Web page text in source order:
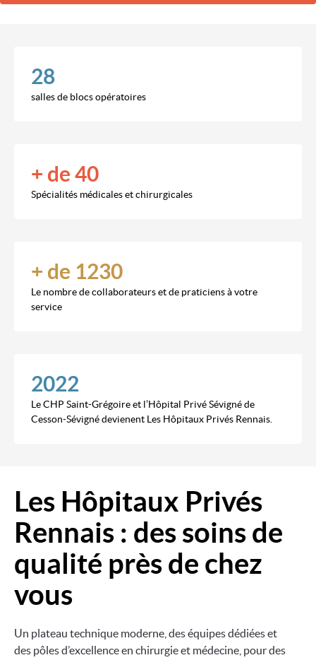
28
salles de blocs opératoires
+ de 40
Spécialités médicales et chirurgicales
+ de 1230
Le nombre de collaborateurs et de praticiens à votre
service
2022
Le CHP Saint-Grégoire et l’Hôpital Privé Sévigné de
Cesson-Sévigné devienent Les Hôpitaux Privés Rennais.
Image
Les Hôpitaux Privés
Rennais : des soins de
qualité près de chez
vous
Un plateau technique moderne, des équipes dédiées et
des pôles d’excellence en chirurgie et médecine, pour des